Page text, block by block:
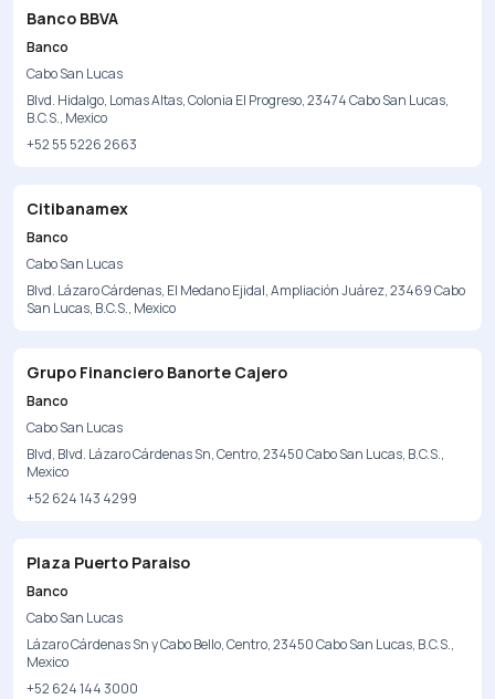
Banco BBVA
Banco
Cabo San Lucas
Blvd. Hidalgo, Lomas Altas, Colonia El Progreso, 23474 Cabo San Lucas,
B.C.S., Mexico
+52 55 5226 2663
Citibanamex
Banco
Cabo San Lucas
Blvd. Lázaro Cárdenas, El Medano Ejidal, Ampliación Juárez, 23469 Cabo
San Lucas, B.C.S., Mexico
Grupo Financiero Banorte Cajero
Banco
Cabo San Lucas
Blvd, Blvd. Lázaro Cárdenas Sn, Centro, 23450 Cabo San Lucas, B.C.S.,
Mexico
+52 624 143 4299
Plaza Puerto Paraiso
Banco
Cabo San Lucas
Lázaro Cárdenas Sn y Cabo Bello, Centro, 23450 Cabo San Lucas, B.C.S.,
Mexico
+52 624 144 3000